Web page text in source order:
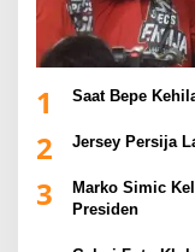
1 Saat Bepe
2 Jersey Persija
3
Marko Simic
Presiden